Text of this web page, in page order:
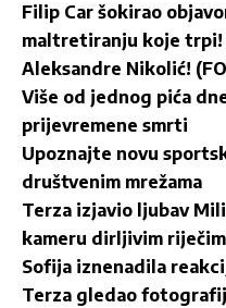
Filip Car šokirao
maltretiranju koje trpi!
Aleksandre Nikolić!
Više od jednog pića
prijevremene smrti
Upoznajte novu
društvenim mrežama
Terza izjavio ljubav
kameru dirljivim
Sofija iznenadila
Terza gledao